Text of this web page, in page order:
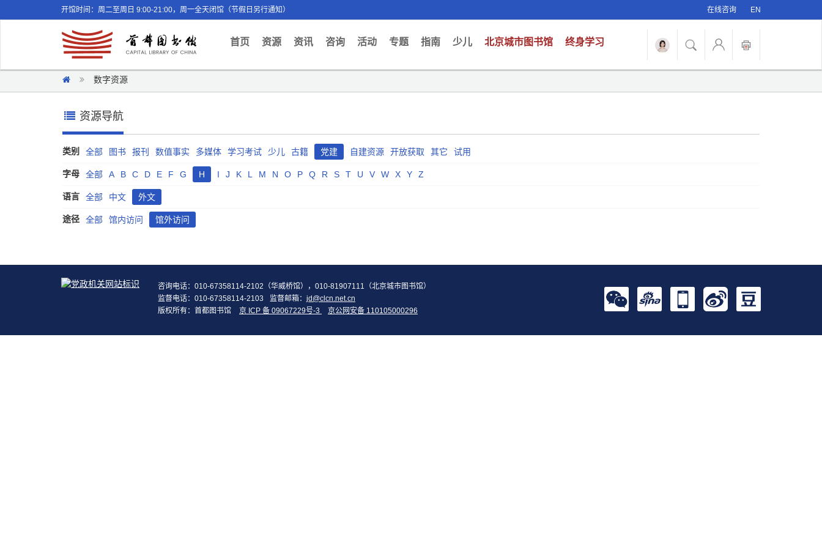
开馆时间：周二至周日 9:00-21:00，周一全天闭馆（节假日另行通知） 在线咨询 EN
首页(current)
资源 资讯 咨询 活动 专题 指南 少儿 北京城市图书馆 终身学习
数字资源
资源导航
类别 全部 图书 报刊 数值事实 多媒体 学习考试 少儿 古籍 党建 自建资源 开放获取 其它 试用
字母 全部 A B C D E F G H I J K L M N O P Q R S T U V W X Y Z
语言 全部 中文 外文
途径 全部 馆内访问 馆外访问
咨询电话：010-67358114-2102（华威桥馆），010-81907111（北京城市图书馆）
监督电话：010-67358114-2103
监督邮箱： jd@clcn.net.cn
版权所有：首都图书馆
京 ICP 备 09067229号-3 京公网安备 110105000296